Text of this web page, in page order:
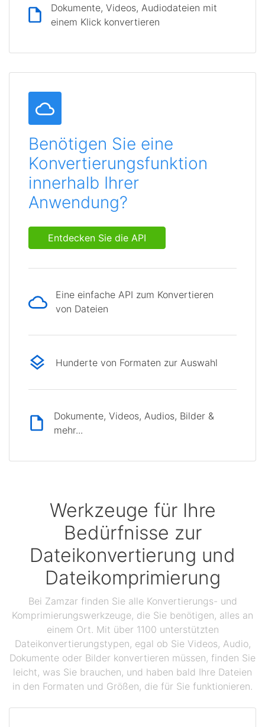
Dokumente, Videos, Audiodateien mit
einem Klick konvertieren
Benötigen Sie eine
Konvertierungsfunktion
innerhalb Ihrer
Anwendung?
Entdecken Sie die API
Eine einfache API zum Konvertieren
von Dateien
Hunderte von Formaten zur Auswahl
Dokumente, Videos, Audios, Bilder &
mehr...
Werkzeuge für Ihre
Bedürfnisse zur
Dateikonvertierung und
Dateikomprimierung
Bei Zamzar finden Sie alle Konvertierungs- und
Komprimierungswerkzeuge, die Sie benötigen, alles an
einem Ort. Mit über 1100 unterstützten
Dateikonvertierungstypen, egal ob Sie Videos, Audio,
Dokumente oder Bilder konvertieren müssen, finden Sie
leicht, was Sie brauchen, und haben bald Ihre Dateien
in den Formaten und Größen, die für Sie funktionieren.